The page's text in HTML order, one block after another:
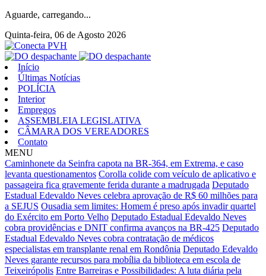
Aguarde, carregando...
Quinta-feira, 06 de Agosto 2026
Início
Últimas Notícias
POLÍCIA
Interior
Empregos
ASSEMBLEIA LEGISLATIVA
CÂMARA DOS VEREADORES
Contato
MENU
Caminhonete da Seinfra capota na BR-364, em Extrema, e caso
levanta questionamentos Corolla colide com veículo de aplicativo e
passageira fica gravemente ferida durante a madrugada Deputado
Estadual Edevaldo Neves celebra aprovação de R$ 60 milhões para
a SEJUS Ousadia sem limites: Homem é preso após invadir quartel
do Exército em Porto Velho Deputado Estadual Edevaldo Neves
cobra providências e DNIT confirma avanços na BR-425 Deputado
Estadual Edevaldo Neves cobra contratação de médicos
especialistas em transplante renal em Rondônia Deputado Edevaldo
Neves garante recursos para mobília da biblioteca em escola de
Teixeirópolis Entre Barreiras e Possibilidades: A luta diária pela